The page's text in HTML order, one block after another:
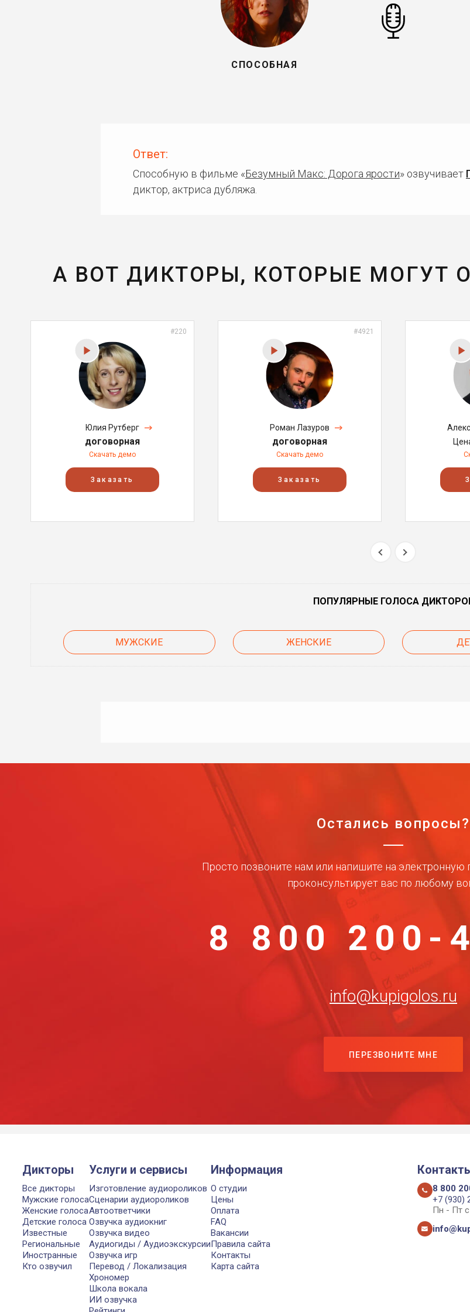
СПОСОБНАЯ
Ответ:
Способную в фильме «Безумный Макс: Дорога ярости» озвучивает
диктор, актриса дубляжа.
А ВОТ ДИКТОРЫ, КОТОРЫЕ МОГУТ
#220
Юлия Рутберг
договорная
Скачать демо
Заказать
#4921
Роман Лазуров
договорная
Скачать демо
Заказать
ПОПУЛЯРНЫЕ ГОЛОСА
МУЖСКИЕ ЖЕНСКИЕ
Остались вопросы?
Просто позвоните нам или напишите на электронную
проконсультирует вас по любому
8 800 200-
info@kupigolos.ru
ПЕРЕЗВОНИТЕ МНЕ
Дикторы
Все дикторы
Мужские голоса
Женские голоса
Детские голоса
Известные
Региональные
Иностранные
Кто озвучил
Услуги и сервисы
Изготовление аудиороликов
Сценарии аудиороликов
Автоответчики
Озвучка аудиокниг
Озвучка видео
Аудиогиды / Аудиоэкскурсии
Озвучка игр
Перевод / Локализация
Хрономер
Школа вокала
ИИ озвучка
Информация
О студии
Цены
Оплата
FAQ
Вакансии
Правила сайта
Контакты
Карта сайта
8 800
+7 (930)
Пн - Пт с